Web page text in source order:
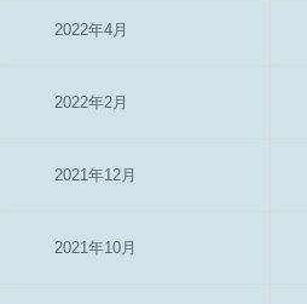
2022年4月
2022年2月
2021年12月
2021年10月